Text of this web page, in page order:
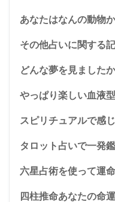
あなたはなんの動物
その他占いに関する
どんな夢を見ました
やっぱり楽しい血液
スピリチュアルで感
タロット占いで一発
六星占術を使って運
四柱推命あなたの命